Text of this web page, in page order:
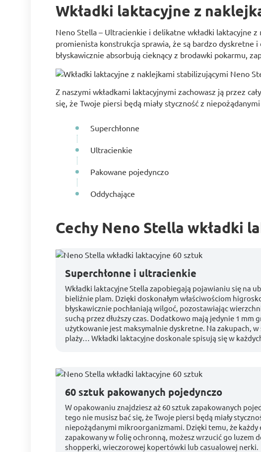
Wkładki laktacyjne z
Neno Stella – Ultracienkie i delikatne wkładki laktacyjne
promienista konstrukcja sprawia, że są bardzo dyskretne
błyskawicznie absorbują cieknący z brodawki pokarmu,
Z naszymi wkładkami laktacyjnymi zachowasz ją przez
się, że Twoje piersi będą miały styczność z
Superchłonne
Ultracienkie
Pakowane pojedynczo
Oddychające
Cechy Neno Stella wkładki
Superchłonne i ultracienkie
Wkładki laktacyjne Stella zapobiegają pojawianiu się na
bieliźnie plam. Dzięki doskonałym właściwościom
błyskawicznie pochłaniają wilgoć, pozostawiając
suchą przez dłuższy czas. Dodatkowo mają jedynie 1 mm
użytkowanie jest maksymalnie dyskretne. Na zakupach, w
plaży… Wkładki laktacyjne doskonale spisują się w
60 sztuk pakowanych pojedynczo
W opakowaniu znajdziesz aż 60 sztuk zapakowanych
tego nie musisz bać się, że Twoje piersi będą miały
niepożądanymi mikroorganizmami. Dzięki temu, że każdy
zapakowany w folię ochronną, możesz wrzucić go luzem
shopperki, wieczorowej kopertówki lub casualowej nerki.